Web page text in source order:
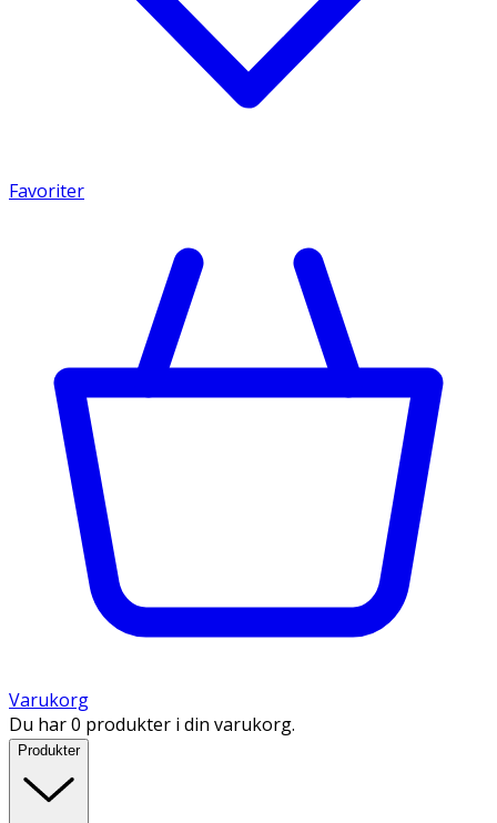
Favoriter
Varukorg
Du har 0 produkter i din varukorg.
Produkter